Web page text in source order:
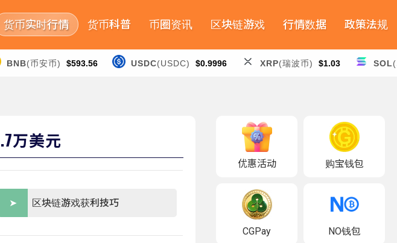
货币实时行情 货币科普 币圈资讯 区块链游戏 行情数据 政策法规
BNB(币安币) $593.56 USDC(USDC) $0.9996 XRP(瑞波币) $1.03 SOL
万美元
区块链游戏获利技巧
优惠活动 购宝钱包
CGPay NO钱包